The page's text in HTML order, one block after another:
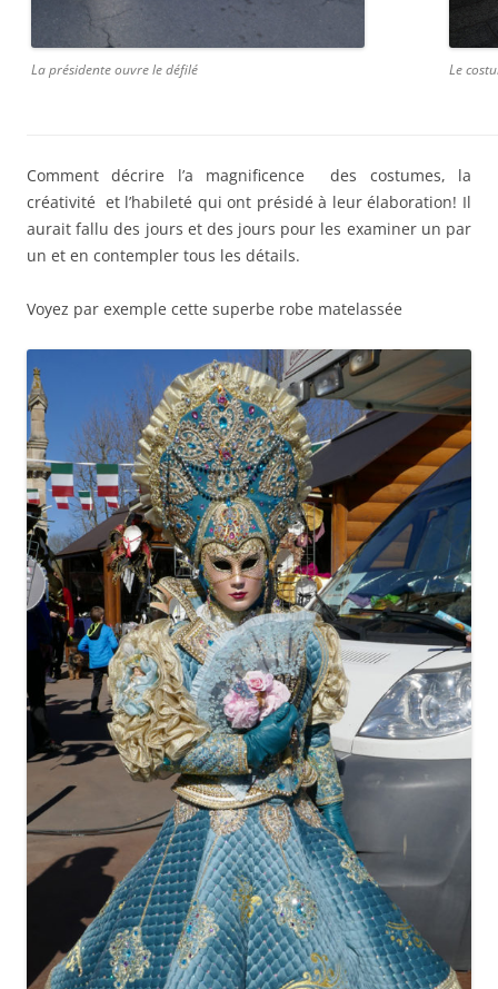
La présidente ouvre le défilé Le
Comment décrire l’a magnificence des costumes, la
créativité et l’habileté qui ont présidé à leur élaboration! Il
aurait fallu des jours et des jours pour les examiner un par
un et en contempler tous les détails.
Voyez par exemple cette superbe robe matelassée